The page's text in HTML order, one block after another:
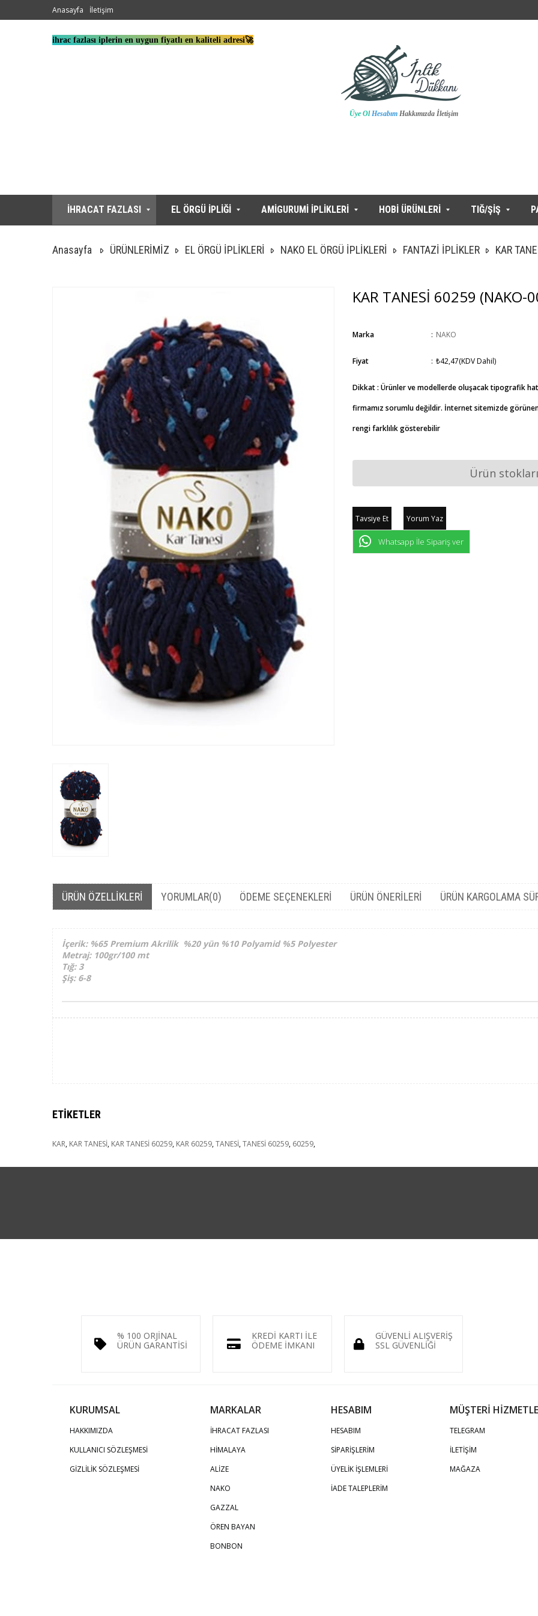
ihrac fazlası iplerin en uygun fiyatlı en kaliteli adresi🚀
Üye Ol Hesabım Hakkımızda İletişim
Anasayfa İletişim
İHRACAT FAZLASI EL ÖRGÜ İPLİĞİ AMİGURUMİ İPLİKLERİ HOBİ ÜRÜNLERİ TIĞ/ŞİŞ
Anasayfa ÜRÜNLERİMİZ EL ÖRGÜ İPLİKLERİ NAKO EL ÖRGÜ İPLİKLERİ FANTAZİ İPLİKLER KAR
KAR TANESİ 60259 (NAKO-
Marka : NAKO
Fiyat : ₺42,47(KDV Dahil)
Dikkat : Ürünler ve modellerde oluşacak tipografik
firmamız sorumlu değildir. İnternet sitemizde
rengi farklılık gösterebilir
Ürün
Tavsiye Et Yorum Yaz
Whatsapp İle Sipariş ver
ÜRÜN ÖZELLIKLERI YORUMLAR(0) ÖDEME SEÇENEKLERI ÜRÜN ÖNERILERI ÜRÜN KARGOLAMA
İçerik: %65 Premium Akrilik %20 yün %10 Polyamid %5 Polyester
Metraj: 100gr/100 mt
Tığ: 3
Şiş: 6-8
ETIKETLER
KAR, KAR TANESİ, KAR TANESİ 60259, KAR 60259,TANESİ,TANESİ 60259, 60259,
% 100 ORJİNAL
ÜRÜN GARANTİSİ
KREDİ KARTI İLE
ÖDEME İMKANI
GÜVENLİ ALIŞVERİŞ
SSL GÜVENLİĞİ
KURUMSAL
HAKKIMIZDA
KULLANICI SÖZLEŞMESİ
GİZLİLİK SÖZLEŞMESİ
MARKALAR
İHRACAT FAZLASI
HİMALAYA
ALİZE
NAKO
GAZZAL
ÖREN BAYAN
BONBON
HESABIM
HESABIM
SİPARİŞLERİM
ÜYELİK İŞLEMLERİ
İADE TALEPLERİM
MÜŞTERİ
TELEGRAM
İLETİŞİM
MAĞAZA